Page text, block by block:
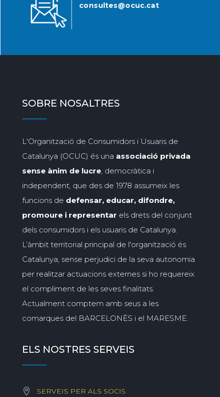
consultes@ocuc.cat
SOBRE NOSALTRES
L'Organització de Consumidors i Usuaris de
Catalunya (OCUC) és una associació privada
sense ànim de lucre, democràtica i
independent, que des de 1978 assumeix les
funcions de defensar, educar, difondre,
promoure i representar els drets del conjunt
dels consumidors i els usuaris de Catalunya.
L’àmbit territorial principal de l'organització és
Catalunya, sense perjudici de la seva autonomia
per realitzar actuacions externes si ho requereix
el compliment de les seves finalitats.
Actualment comptem amb seus a les
comarques del BARCELONÈS i el MARESME.
ELS NOSTRES SERVEIS
SERVEIS PER ALS SOCIS